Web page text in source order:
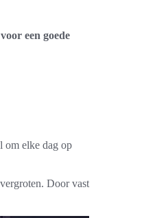
een goede
om elke dag op
Door vast